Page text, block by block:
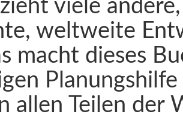
viele
weltweite
macht dieses
allen Teilen der